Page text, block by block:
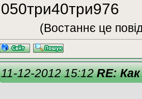
050три40три976
(Востаннє це
11-12-2012 15:12RE: